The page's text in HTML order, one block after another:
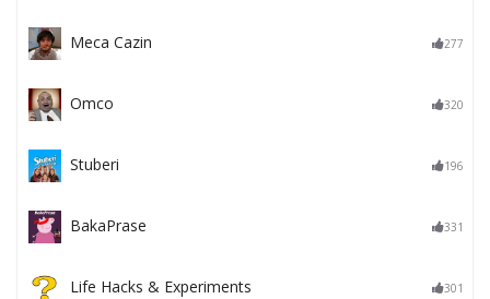
Meca Cazin 277
Omco 320
Stuberi 196
BakaPrase 331
Life Hacks & Experiments 301